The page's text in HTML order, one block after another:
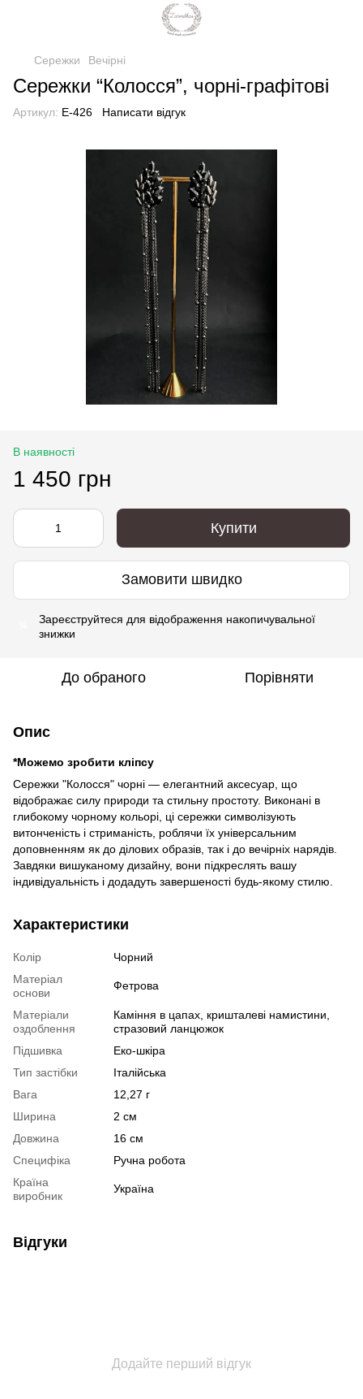
Сережки Вечірні
Сережки “Колосся”, чорні-графітові
Артикул: E-426 Написати відгук
В наявності
1 450 грн
Купити
Замовити швидко
Зареєструйтеся для відображення накопичувальної
знижки
До обраного Порівняти
Опис
*Можемо зробити кліпсу
Сережки "Колосся" чорні — елегантний аксесуар, що
відображає силу природи та стильну простоту. Виконані в
глибокому чорному кольорі, ці сережки символізують
витонченість і стриманість, роблячи їх універсальним
доповненням як до ділових образів, так і до вечірніх нарядів.
Завдяки вишуканому дизайну, вони підкреслять вашу
індивідуальність і додадуть завершеності будь-якому стилю.
Характеристики
Колір
Чорний
Матеріал
основи
Фетрова
Матеріали
оздоблення
Каміння в цапах, кришталеві намистини,
стразовий ланцюжок
Підшивка
Еко-шкіра
Тип застібки
Італійська
Вага
12,27 г
Ширина
2 см
Довжина
16 см
Специфіка
Ручна робота
Країна
виробник
Україна
Відгуки
Додайте перший відгук